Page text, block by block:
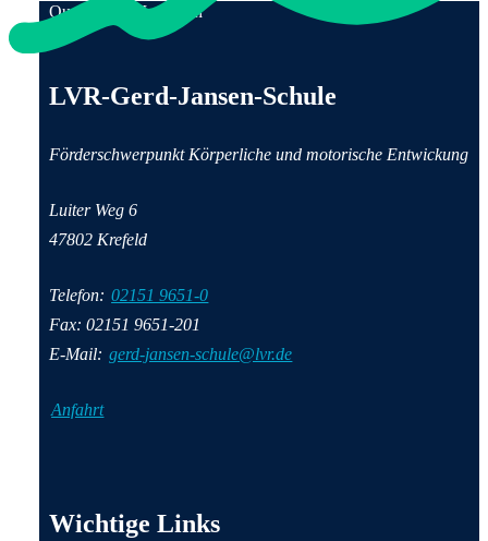
Qualität für Menschen
LVR-Gerd-Jansen-Schule
Förderschwerpunkt Körperliche und motorische Entwickung
Luiter Weg 6
47802 Krefeld
Telefon: 02151 9651-0
Fax: 02151 9651-201
E-Mail: gerd-jansen-schule@lvr.de
Anfahrt
Wichtige Links